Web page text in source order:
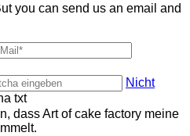
you can send us an email and
Nicht
dass Art of cake factory meine